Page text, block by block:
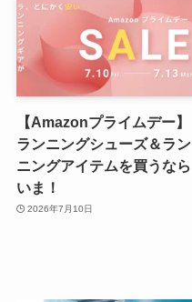
【Amazonプライムデー】
ランニングシューズ＆ラン
ニングアイテムを買うなら
いま！
2026年7月10日